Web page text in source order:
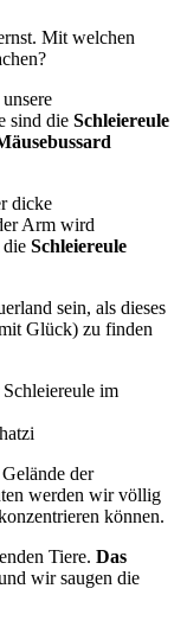
Mit welchen
sind die Schleiereule
dicke
Arm wird
die Schleiereule
sein, als dieses
Glück) zu finden
der
werden wir völlig
können.
Tiere. Das
wir saugen die